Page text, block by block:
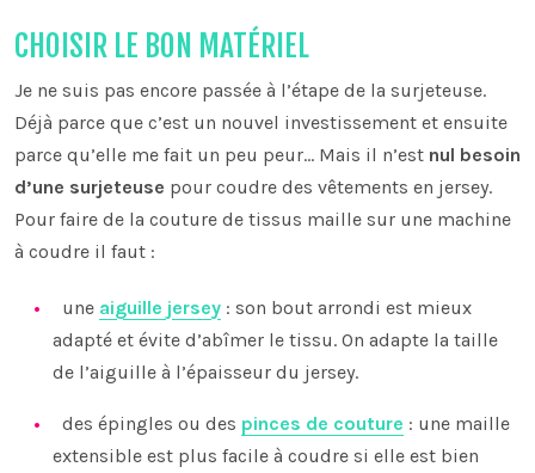
CHOISIR LE BON MATÉRIEL
Je ne suis pas encore passée à l’étape de la surjeteuse.
Déjà parce que c’est un nouvel investissement et ensuite
parce qu’elle me fait un peu peur… Mais il n’est nul besoin
d’une surjeteuse pour coudre des vêtements en jersey.
Pour faire de la couture de tissus maille sur une machine
à coudre il faut :
une aiguille jersey : son bout arrondi est mieux
adapté et évite d’abîmer le tissu. On adapte la taille
de l’aiguille à l’épaisseur du jersey.
des épingles ou des pinces de couture : une maille
extensible est plus facile à coudre si elle est bien